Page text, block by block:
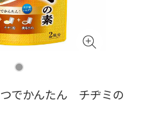
でかんたん チヂミの